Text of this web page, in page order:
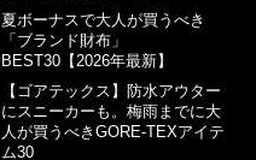
夏ボーナスで大人が買うべき
「ブランド財布」
BEST30【2026年最新】
【ゴアテックス】防水アウター
にスニーカーも。梅雨までに大
人が買うべきGORE-TEXアイテ
ム30